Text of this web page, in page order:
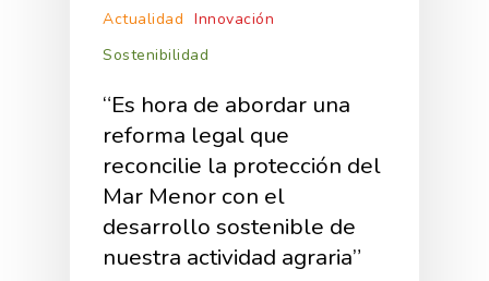
Actualidad Innovación
Sostenibilidad
“Es hora de abordar una
reforma legal que
reconcilie la protección del
Mar Menor con el
desarrollo sostenible de
nuestra actividad agraria”